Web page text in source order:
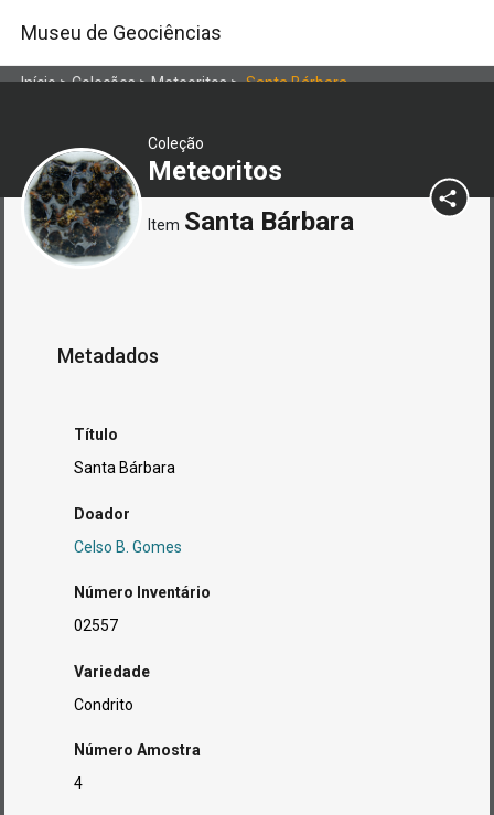
Museu de Geociências
Início>Coleções>Meteoritos>Santa Bárbara
Coleção
Meteoritos
Item Santa Bárbara
Metadados
Título
Santa Bárbara
Doador
Celso B. Gomes
Número Inventário
02557
Variedade
Condrito
Número Amostra
4